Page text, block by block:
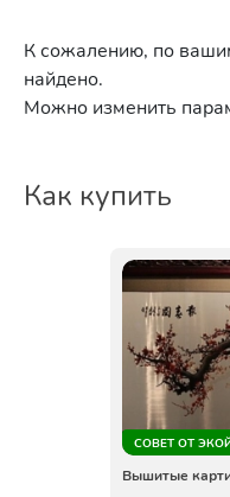
К сожалению, по
найдено.
Можно изменить
Как купить
СОВЕТ ОТ
Вышитые